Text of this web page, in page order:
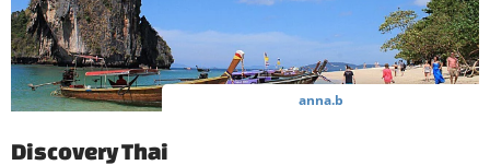
anna.b
Discovery Thai